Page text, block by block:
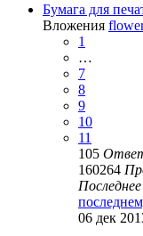
Бумага для
Вложения
1
…
7
8
9
10
11
105
160264
06 дек